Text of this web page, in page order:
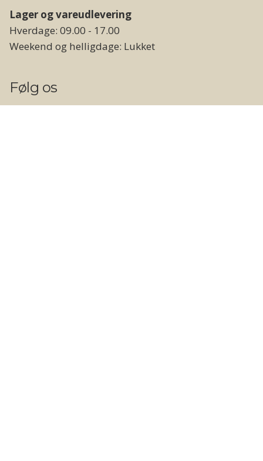
Lager og vareudlevering
Hverdage: 09.00 - 17.00
Weekend og helligdage: Lukket
Følg os